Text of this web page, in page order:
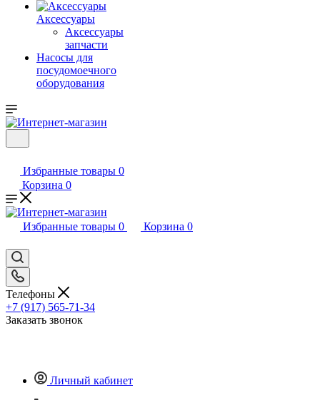
Аксессуары
Аксессуары
запчасти
Насосы для
посудомоечного
оборудования
Избранные товары 0
Корзина 0
Избранные товары 0 Корзина 0
Телефоны
+7 (917) 565-71-34
Заказать звонок
Личный кабинет